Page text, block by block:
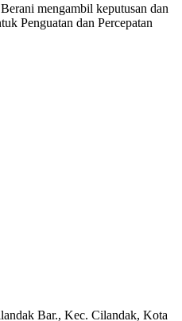
mengambil keputusan dan
Penguatan dan Percepatan
Bar., Kec. Cilandak, Kota